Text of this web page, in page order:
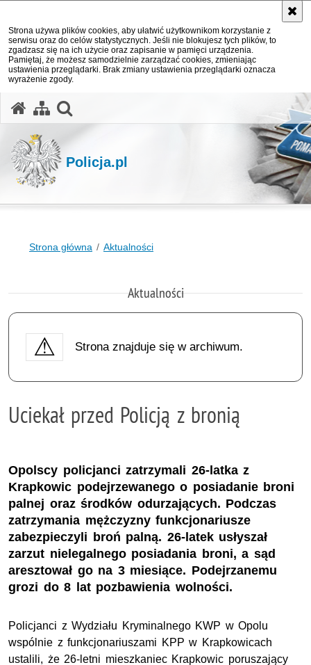
Strona używa plików cookies, aby ułatwić użytkownikom korzystanie z
serwisu oraz do celów statystycznych. Jeśli nie blokujesz tych plików, to
zgadzasz się na ich użycie oraz zapisanie w pamięci urządzenia.
Pamiętaj, że możesz samodzielnie zarządzać cookies, zmieniając
ustawienia przeglądarki. Brak zmiany ustawienia przeglądarki oznacza
wyrażenie zgody.
Policja.pl
Strona główna Aktualności
Aktualności
Strona znajduje się w archiwum.
Uciekał przed Policją z bronią
Opolscy policjanci zatrzymali 26-latka z
Krapkowic podejrzewanego o posiadanie broni
palnej oraz środków odurzających. Podczas
zatrzymania mężczyzny funkcjonariusze
zabezpieczyli broń palną. 26-latek usłyszał
zarzut nielegalnego posiadania broni, a sąd
aresztował go na 3 miesiące. Podejrzanemu
grozi do 8 lat pozbawienia wolności.
Policjanci z Wydziału Kryminalnego KWP w Opolu
wspólnie z funkcjonariuszami KPP w Krapkowicach
ustalili, że 26-letni mieszkaniec Krapkowic poruszający